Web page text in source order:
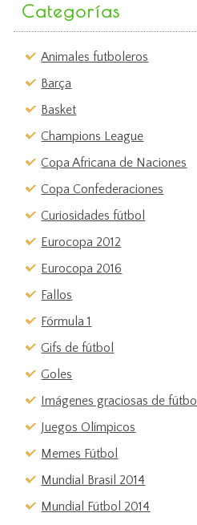
Categorías
Animales futboleros
Barça
Basket
Champions League
Copa Africana de Naciones
Copa Confederaciones
Curiosidades fútbol
Eurocopa 2012
Eurocopa 2016
Fallos
Fórmula 1
Gifs de fútbol
Goles
Imágenes graciosas de fútbol
Juegos Olímpicos
Memes Fútbol
Mundial Brasil 2014
Mundial Fútbol 2014